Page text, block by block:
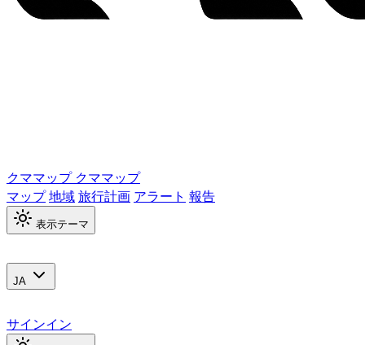
クママップ クママップ
マップ地域旅行計画 アラート 報告
表示テーマ
JA
サインイン